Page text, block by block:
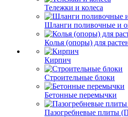
Тележки и колеса
Шланги поливочные и
Колья (опоры) для
Кирпич
Строительные блоки
Бетонные перемычки
Пазогребневые плиты